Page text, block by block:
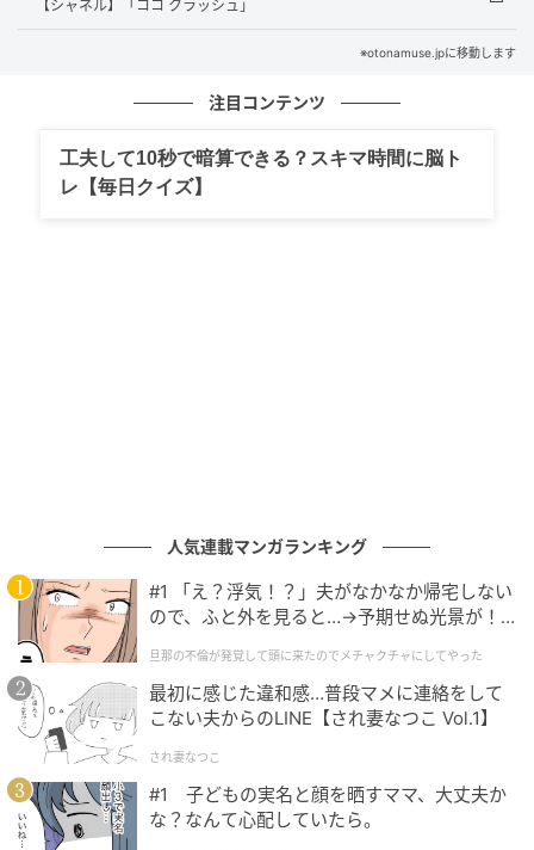
オトナミューズ ウェブ
—— 伊東さんの注目トレンド小物を教えて！
バレエシューズは永遠に大好きなのですが、今買うな
らこんなひねりがきいたモノを大人にオススメしたい
です！ シアーな素材が軽やかで春にぴったりでうっと
り♡ 軽やかな春色ウェアやライトブルーデニムと合わ
せたら可愛いはず。これはショートブーツのような形
なので、見た目以上にはきやすくて欲しくてたまりま
せん。ソックス入れてもいいし、もちろん素足でも。
【シャネル】「ココ クラッシュ」
※otonamuse.jpに移動します
注目コンテンツ
工夫して10秒で暗算できる？スキマ時間に脳ト
レ【毎日クイズ】
人気連載マンガランキング
#1 「え？浮気！？」夫がなかなか帰宅しない
ので、ふと外を見ると…→予期せぬ光景が！
クチャにしてやった
旦那の不倫が発覚して頭に来たのでメチャクチャにしてやった
最初に感じた違和感…普段マメに連絡をして
こない夫からのLINE【され妻なつこ Vol.1】
され妻なつこ
#1 子どもの実名と顔を晒すママ、大丈夫か
な？なんて心配していたら。